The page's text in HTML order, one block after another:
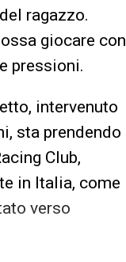
ragazzo.
giocare con
pressioni.
intervenuto
sta prendendo
Club,
in Italia, come
verso